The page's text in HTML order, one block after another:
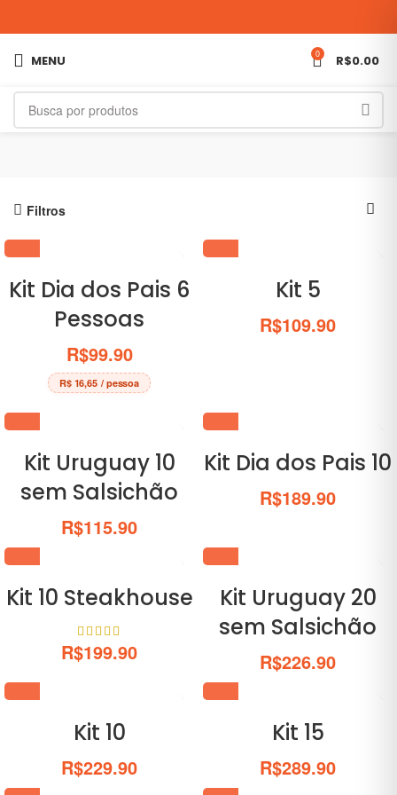
MENU 0 R$0.00
Filtros
Kit Dia dos Pais 6
Pessoas
R$99.90
R$ 16,65 / pessoa
Kit 5
R$109.90
Kit Uruguay 10
sem Salsichão
R$115.90
Kit Dia dos Pais 10
R$189.90
Kit 10 Steakhouse
R$199.90
Kit Uruguay 20
sem Salsichão
R$226.90
Kit 10
R$229.90
Kit 15
R$289.90